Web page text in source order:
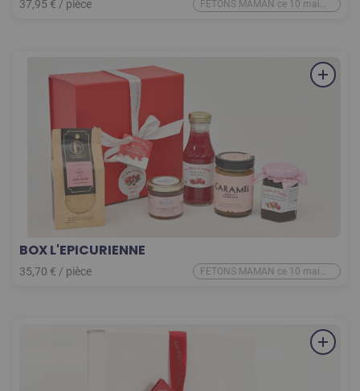
37,95 € / pièce
FETONS MAMAN ce 10 mai
2026
BOX L'EPICURIENNE
35,70 € / pièce
FETONS MAMAN ce 10 mai
2026